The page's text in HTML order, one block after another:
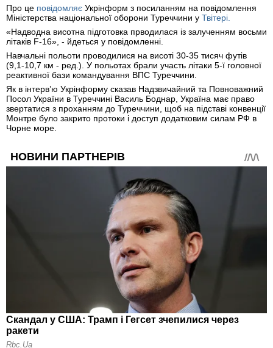
Про це повідомляє Укрінформ з посиланням на повідомлення
Міністерства національної оборони Туреччини у Твітері.
«Надводна висотна підготовка прводилася із залученням восьми
літаків F-16», - йдеться у повідомленні.
Навчальні польоти проводилися на висоті 30-35 тисяч футів
(9,1-10,7 км - ред.). У польотах брали участь літаки 5-ї головної
реактивної бази командування ВПС Туреччини.
Як в інтерв’ю Укрінформу сказав Надзвичайний та Повноважний
Посол України в Туреччині Василь Боднар, Україна має право
звертатися з проханням до Туреччини, щоб на підставі конвенції
Монтре було закрито протоки і доступ додатковим силам РФ в
Чорне море.